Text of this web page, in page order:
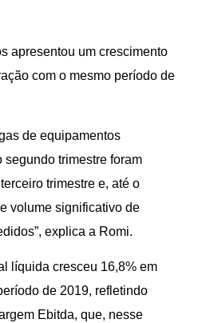
apresentou um crescimento
com o mesmo período de
de equipamentos
segundo trimestre foram
trimestre e, até o
volume significativo de
explica a Romi.
líquida cresceu 16,8% em
de 2019, refletindo
Ebitda, que, nesse